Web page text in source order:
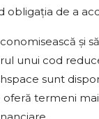
obligația de a
și
unui cod
sunt
termeni